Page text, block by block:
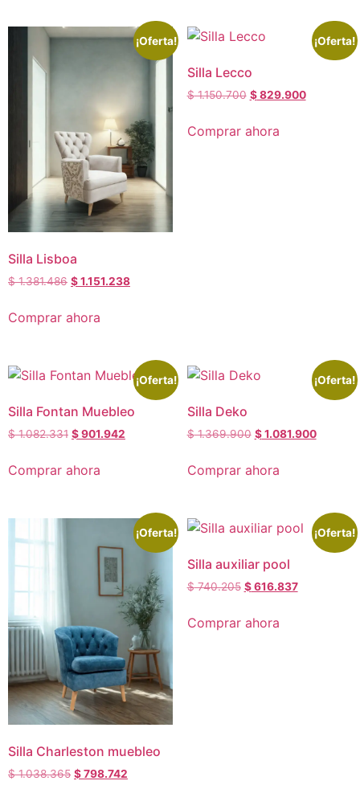
¡Oferta!
Silla Lisboa
$1.381.486 $1.151.238
Comprar ahora
¡Oferta!
Silla Lecco
$1.150.700 $829.900
Comprar ahora
¡Oferta!
Silla Fontan Muebleo
$1.082.331 $901.942
Comprar ahora
¡Oferta!
Silla Deko
$1.369.900 $1.081.900
Comprar ahora
¡Oferta!
Silla Charleston muebleo
$1.038.365 $798.742
¡Oferta!
Silla auxiliar pool
$740.205 $616.837
Comprar ahora